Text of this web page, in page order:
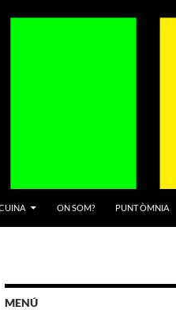
ON SOM? PUNT ÒMNIA
MENÚ